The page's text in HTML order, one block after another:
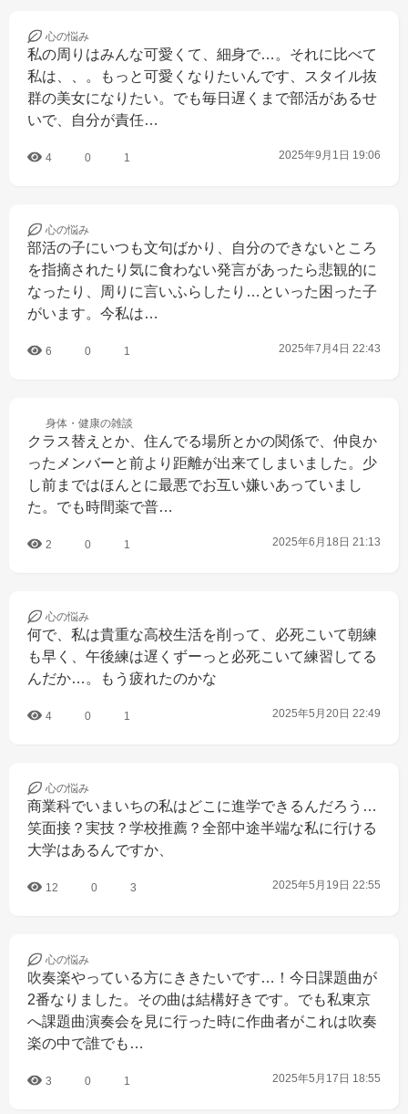
心の悩み
私の周りはみんな可愛くて、細身で…。それに比べて
私は、、。もっと可愛くなりたいんです、スタイル抜
群の美女になりたい。でも毎日遅くまで部活があるせ
いで、自分が責任…
4 0 1 2025年9月1日 19:06
心の悩み
部活の子にいつも文句ばかり、自分のできないところ
を指摘されたり気に食わない発言があったら悲観的に
なったり、周りに言いふらしたり…といった困った子
がいます。今私は…
6 0 1 2025年7月4日 22:43
身体・健康の雑談
クラス替えとか、住んでる場所とかの関係で、仲良か
ったメンバーと前より距離が出来てしまいました。少
し前まではほんとに最悪でお互い嫌いあっていまし
た。でも時間薬で普…
2 0 1 2025年6月18日 21:13
心の悩み
何で、私は貴重な高校生活を削って、必死こいて朝練
も早く、午後練は遅くずーっと必死こいて練習してる
んだか…。もう疲れたのかな
4 0 1 2025年5月20日 22:49
心の悩み
商業科でいまいちの私はどこに進学できるんだろう…
笑面接？実技？学校推薦？全部中途半端な私に行ける
大学はあるんですか、
12 0 3 2025年5月19日 22:55
心の悩み
吹奏楽やっている方にききたいです…！今日課題曲が
2番なりました。その曲は結構好きです。でも私東京
へ課題曲演奏会を見に行った時に作曲者がこれは吹奏
楽の中で誰でも…
3 0 1 2025年5月17日 18:55